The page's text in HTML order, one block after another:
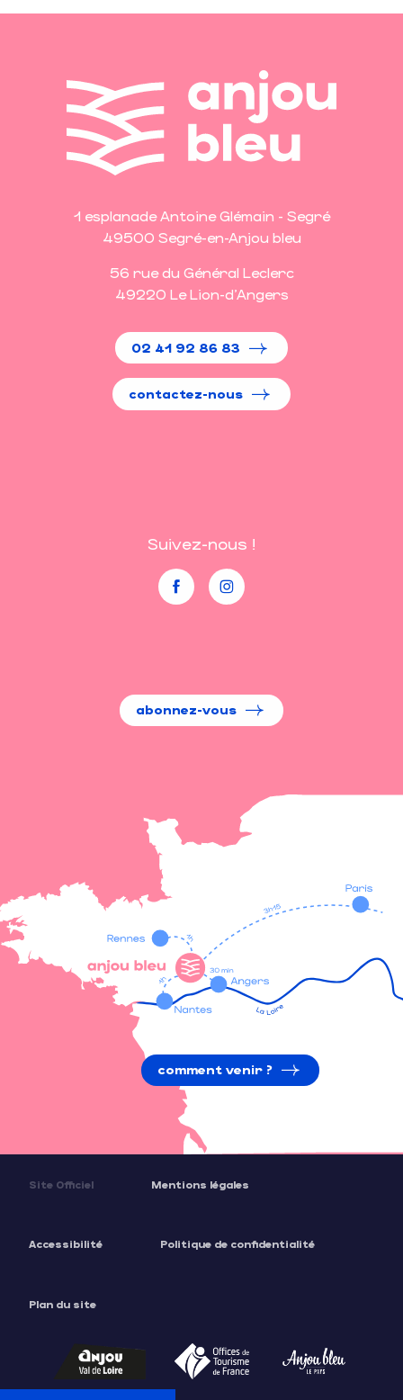
Description
1 esplanade Antoine Glémain - Segré
49500 Segré-en-Anjou bleu
56 rue du Général Leclerc
49220 Le Lion-d'Angers
02 41 92 86 83
contactez-nous
Suivez-nous !
abonnez-vous
comment venir ?
Site Officiel Mentions légales
Accessibilité Politique de confidentialité
Plan du site